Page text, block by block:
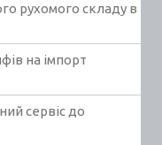
рухомого складу в
на імпорт
сервіс до